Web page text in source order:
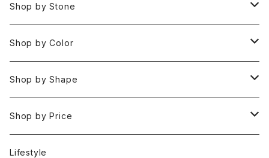
Bracelets
Necklaces
Rings
Earrings
Keychain Charms & Accessories
Space 空(気づき,余白,真実）
Water 水(癒し,潤い,鎮静)
Fire 火(情熱,勇気,希望)
Air 風(思考,表現,循環)
Eart 土(グラウンディング,安定,現実)
Shop by Stone
おみくじ
アイオライト
アクアマリン
アゲート
Shop by Color
Clear / White
Gold
Silver
Shop by Shape
Rough 原石
Tumbled タンブル
Shop by Price
Under ¥3000
Lifestyle